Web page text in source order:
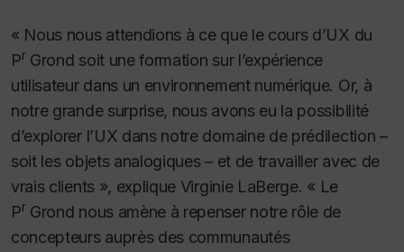
« Nous nous attendions à ce que le cours d’UX du
Pr Grond soit une formation sur l’expérience
utilisateur dans un environnement numérique. Or, à
notre grande surprise, nous avons eu la possibilité
d’explorer l’UX dans notre domaine de prédilection –
soit les objets analogiques – et de travailler avec de
vrais clients », explique Virginie LaBerge. « Le
Pr Grond nous amène à repenser notre rôle de
concepteurs auprès des communautés